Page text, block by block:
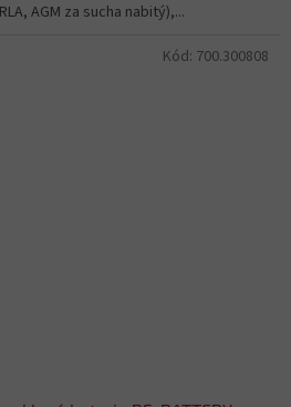
AGM za sucha nabitý),...
Kód: 700.300808